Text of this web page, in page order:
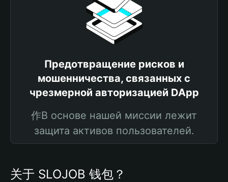
Предотвращение рисков и
мошенничества, связанных с
чрезмерной авторизацией DApp
作В основе нашей миссии лежит
защита активов пользователей.
关于 SLOJOB 钱包？